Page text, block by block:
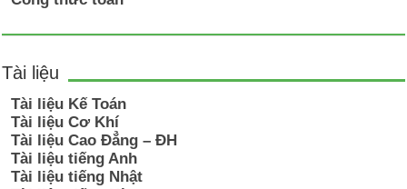
Tài liệu
Tài liệu Kế Toán
Tài liệu Cơ Khí
Tài liệu Cao Đẳng – ĐH
Tài liệu tiếng Anh
Tài liệu tiếng Nhật